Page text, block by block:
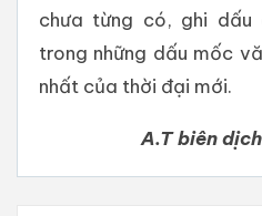
chưa từng có, ghi
trong những dấu mốc
nhất của thời đại mới.
A.T biên